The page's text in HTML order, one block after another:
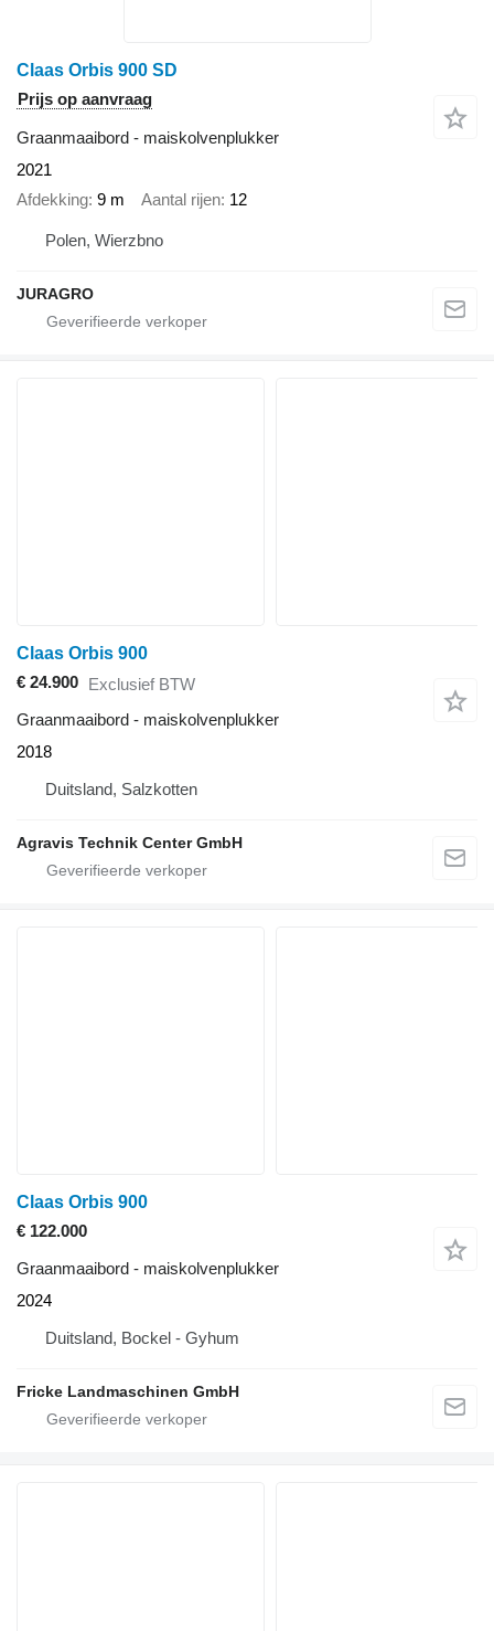
Claas Orbis 900 SD
Prijs op aanvraag
Graanmaaibord - maiskolvenplukker
2021
Afdekking 9 m Aantal rijen 12
Polen, Wierzbno
JURAGRO
Claas Orbis 900
€ 24.900 Exclusief BTW
Graanmaaibord - maiskolvenplukker
2018
Duitsland, Salzkotten
Agravis Technik Center GmbH
Claas Orbis 900
€ 122.000
Graanmaaibord - maiskolvenplukker
2024
Duitsland, Bockel - Gyhum
Fricke Landmaschinen GmbH